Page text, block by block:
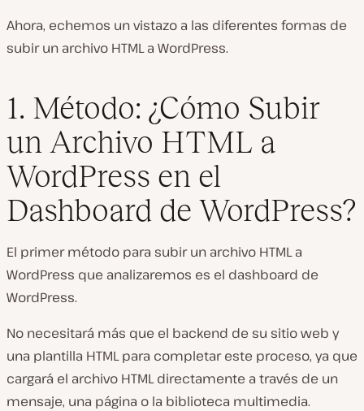
Ahora, echemos un vistazo a las diferentes formas de
subir un archivo HTML a WordPress.
1. Método: ¿Cómo Subir
un Archivo HTML a
WordPress en el
Dashboard de WordPress?
El primer método para subir un archivo HTML a
WordPress que analizaremos es el dashboard de
WordPress.
No necesitará más que el backend de su sitio web y
una plantilla HTML para completar este proceso, ya que
cargará el archivo HTML directamente a través de un
mensaje, una página o la biblioteca multimedia.